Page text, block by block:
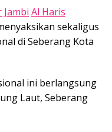
Al Haris
sekaligus
di Seberang Kota
ini berlangsung
Laut, Seberang